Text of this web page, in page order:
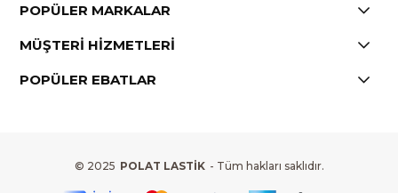
POPÜLER MARKALAR
MÜŞTERİ HİZMETLERİ
POPÜLER EBATLAR
© 2025 POLAT LASTİK - Tüm hakları saklıdır.